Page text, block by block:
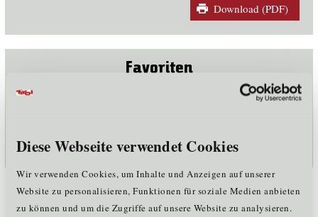
Diese Webseite verwendet Cookies
Wir verwenden Cookies, um Inhalte und Anzeigen auf unserer
Website zu personalisieren, Funktionen für soziale Medien anbieten
zu können und um die Zugriffe auf unsere Website zu analysieren.
Download (PDF)
Favoriten
Unternehmensdaten